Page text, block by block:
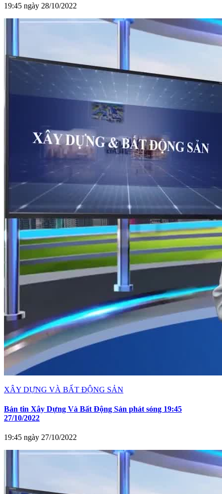
19:45 ngày 28/10/2022
XÂY DỰNG VÀ BẤT ĐỘNG SẢN
Bản tin Xây Dựng Và Bất Động Sản phát sóng 19:45
27/10/2022
19:45 ngày 27/10/2022